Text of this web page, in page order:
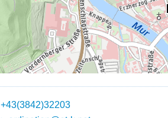
+43(3842)32203